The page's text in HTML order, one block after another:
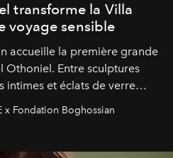
transforme la Villa
voyage sensible
accueille la première grande
Othoniel. Entre sculptures
intimes et éclats de verre
un itinéraire
devient le souvenir
x Fondation Boghossian